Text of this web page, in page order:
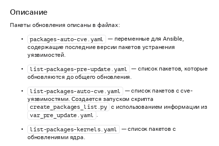
Описание
Пакеты обновления описаны в файлах:
packages-auto-cve.yaml
— переменные для Ansible,
содержащие последние версии пакетов устранения
уязвимостей.
list-packages-pre-update.yaml — список пакетов, которые
обновляются до общего обновления.
list-packages-auto-cve.yaml
— список пакетов с cve-
уязвимостями. Создается запуском скрипта
create_packages_list.py с использованием информации из
var_pre_update.yaml .
list-packages-kernels.yaml
— список пакетов с
обновлениями ядра.